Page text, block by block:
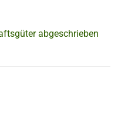
abgeschrieben